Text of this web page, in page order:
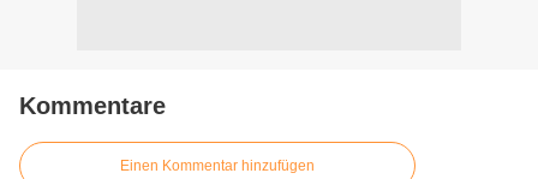
Kommentare
Einen Kommentar hinzufügen